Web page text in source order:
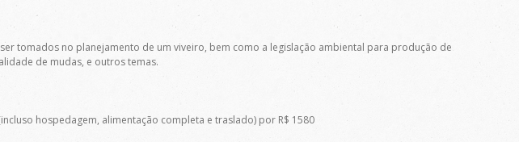
tomados no planejamento de um viveiro, bem como a legislação ambiental para produção de
de mudas, e outros temas.
hospedagem, alimentação completa e traslado) por R$ 1580